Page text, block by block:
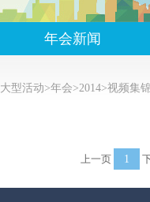
年会新闻
大型活动>年会>2014>视频集
上一页 1